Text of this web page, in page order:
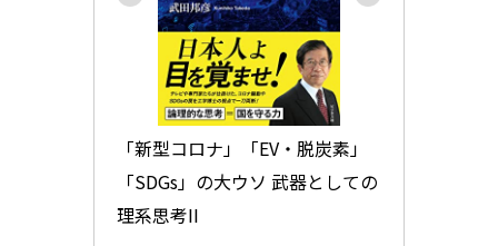
「新型コロナ」「EV・脱炭素」
「SDGs」の大ウソ 武器としての
理系思考II